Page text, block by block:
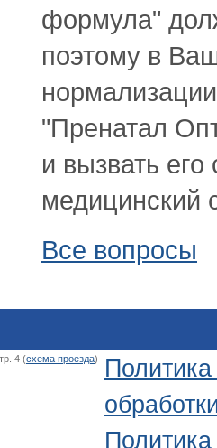
формула"
поэтому в
"Пренатал
и вызвать
медицинский
Все вопросы
4 (схема проезда)